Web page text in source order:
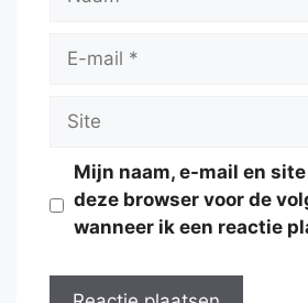
Site
Mijn naam, e-mail en
deze browser voor de
wanneer ik een reactie